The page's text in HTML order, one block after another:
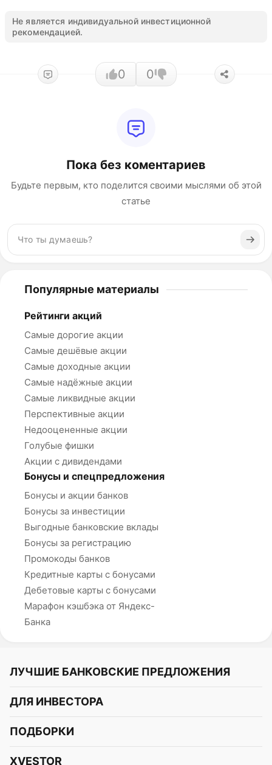
Не является индивидуальной инвестиционной
рекомендацией.
0 0
Пока без коментариев
Будьте первым, кто поделится своими мыслями об этой
статье
Популярные материалы
Рейтинги акций
Самые дорогие акции
Самые дешёвые акции
Самые доходные акции
Самые надёжные акции
Самые ликвидные акции
Перспективные акции
Недооцененные акции
Голубые фишки
Акции с дивидендами
Бонусы и спецпредложения
Бонусы и акции банков
Бонусы за инвестиции
Выгодные банковские вклады
Бонусы за регистрацию
Промокоды банков
Кредитные карты с бонусами
Дебетовые карты с бонусами
Марафон кэшбэка от Яндекс-
Банка
ЛУЧШИЕ БАНКОВСКИЕ ПРЕДЛОЖЕНИЯ
Альфа-Банк
СБЕР
Газпромбанк
ДЛЯ ИНВЕСТОРА
Курс акций
ПОДБОРКИ
Подборки акций
XVESTOR